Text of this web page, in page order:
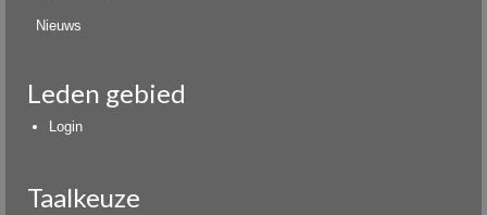
Nieuws
Leden gebied
Login
Taalkeuze